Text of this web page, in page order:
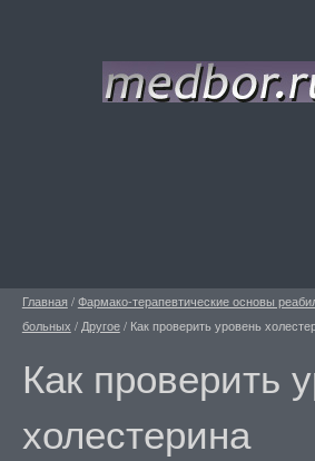
Главная /Фармако-терапевтические основы
больных / Другое/ Как проверить уровень
Как проверить
холестерина